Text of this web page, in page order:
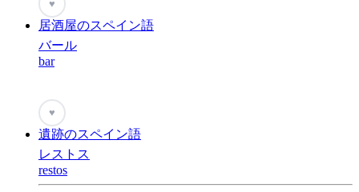
♥
居酒屋のスペイン語
バール
bar
♥
遺跡のスペイン語
レストス
restos